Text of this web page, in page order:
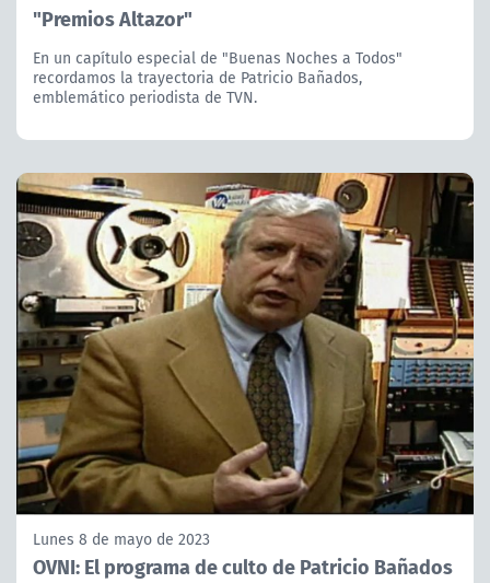
"Premios Altazor"
En un capítulo especial de "Buenas Noches a Todos"
recordamos la trayectoria de Patricio Bañados,
emblemático periodista de TVN.
Lunes 8 de mayo de 2023
OVNI: El programa de culto de Patricio Bañados